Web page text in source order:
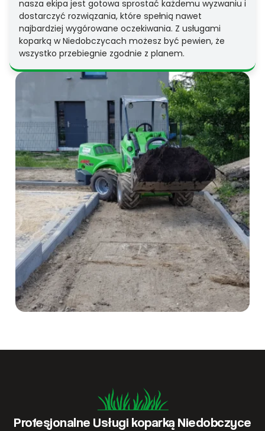
nasza ekipa jest gotowa sprostać każdemu wyzwaniu i
dostarczyć rozwiązania, które spełnią nawet
najbardziej wygórowane oczekiwania. Z usługami
koparką w Niedobczycach możesz być pewien, że
wszystko przebiegnie zgodnie z planem.
Profesjonalne Usługi koparką Niedobczyce